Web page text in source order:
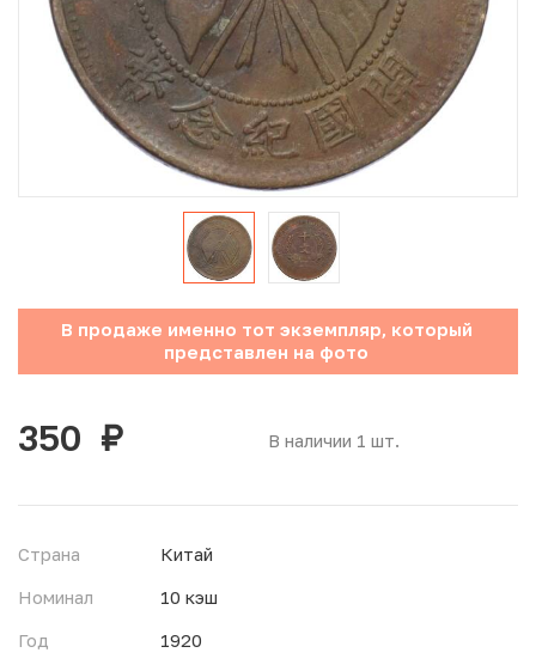
Юбилейные монеты Банка России (с 1999 года)
Памятные и инвестиционные монеты СССР и России
Иностранные монеты
Неофициальные выпуски монет (Unusual)
Античные и средневековые монеты
Наборы монет
Инвестиционные монеты
В продаже именно тот экземпляр, который
представлен на фото
В наличии 1 шт.
350 руб.
Страна
Китай
Номинал
10 кэш
Год
1920